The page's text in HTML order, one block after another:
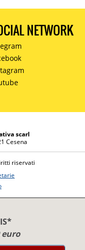
NETWORK
scarl
Cesena
riservati